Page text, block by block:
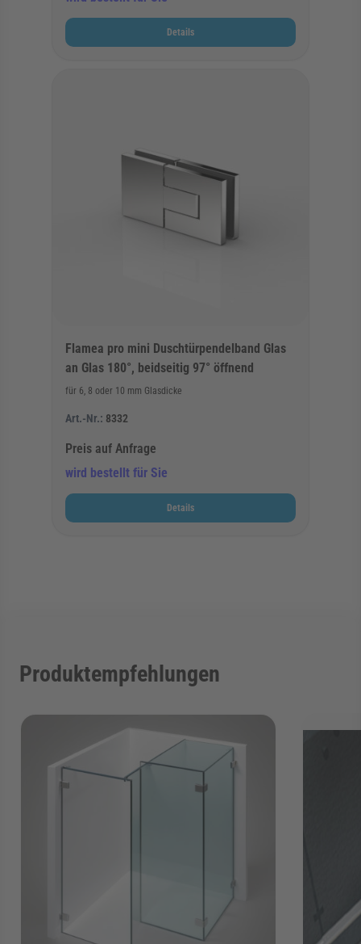
Details
Flamea pro mini Duschtürpendelband Glas
an Glas 180°, beidseitig 97° öffnend
für 6, 8 oder 10 mm Glasdicke
Art.-Nr.: 8332
Preis auf Anfrage
wird bestellt für Sie
Details
Produktempfehlungen